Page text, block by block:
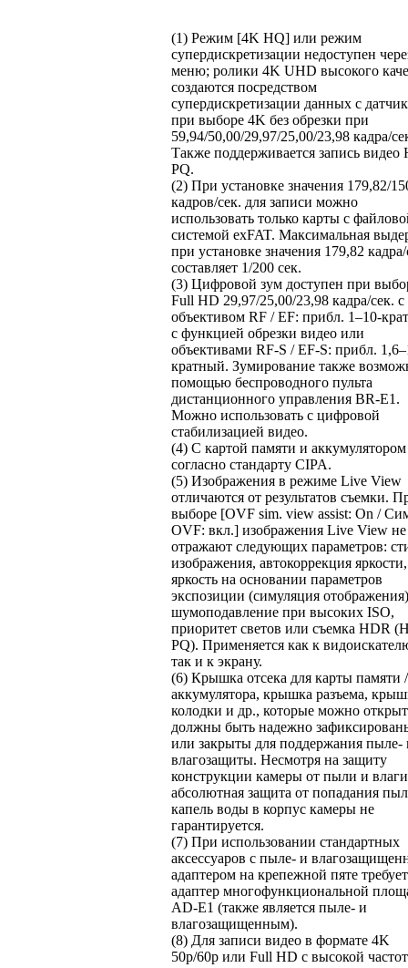
(1) Режим [4K HQ] или режим
супердискретизации недоступен
меню; ролики 4K UHD высокого
создаются посредством
супердискретизации данных с
при выборе 4K без обрезки при
59,94/50,00/29,97/25,00/23,98 кадра/
Также поддерживается запись видео
PQ.
(2) При установке значения 179,82/
кадров/сек. для записи можно
использовать только карты с
системой exFAT. Максимальная
при установке значения 179,82 кадра/
составляет 1/200 сек.
(3) Цифровой зум доступен при
Full HD 29,97/25,00/23,98 кадра/сек. с
объективом RF / EF: прибл. 1–10-
с функцией обрезки видео или
объективами RF-S / EF-S: прибл.
кратный. Зумирование также
помощью беспроводного пульта
дистанционного управления BR-E1.
Можно использовать с цифровой
стабилизацией видео.
(4) С картой памяти и аккумулятором
согласно стандарту CIPA.
(5) Изображения в режиме Live View
отличаются от результатов съемки.
выборе [OVF sim. view assist: On /
OVF: вкл.] изображения Live View не
отражают следующих параметров:
изображения, автокоррекция яркости,
яркость на основании параметров
экспозиции (симуляция
шумоподавление при высоких ISO,
приоритет светов или съемка HDR
PQ). Применяется как к
так и к экрану.
(6) Крышка отсека для карты памяти /
аккумулятора, крышка разъема,
колодки и др., которые можно
должны быть надежно
или закрыты для поддержания пыле-
влагозащиты. Несмотря на защиту
конструкции камеры от пыли и влаги
абсолютная защита от попадания
капель воды в корпус камеры не
гарантируется.
(7) При использовании стандартных
аксессуаров с пыле- и
адаптером на крепежной пяте
адаптер многофункциональной
AD-E1 (также является пыле- и
влагозащищенным).
(8) Для записи видео в формате 4K
50p/60p или Full HD с высокой